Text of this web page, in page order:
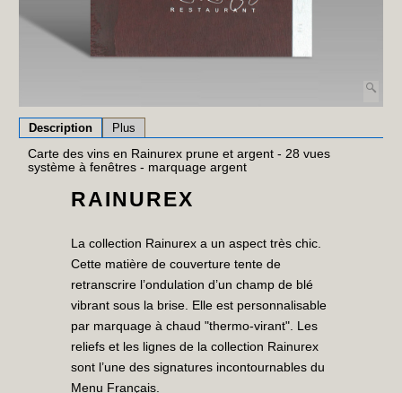
Description
Plus
Carte des vins en Rainurex prune et argent - 28 vues
système à fenêtres - marquage argent
RAINUREX
La collection Rainurex a un aspect très chic.
Cette matière de couverture tente de
retranscrire l’ondulation d’un champ de blé
vibrant sous la brise. Elle est personnalisable
par marquage à chaud "thermo-virant". Les
reliefs et les lignes de la collection Rainurex
sont l’une des signatures incontournables du
Menu Français.